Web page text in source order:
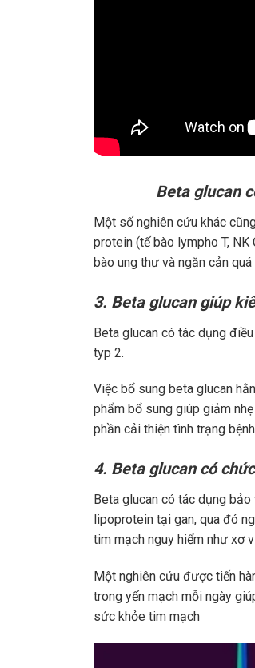
Beta glucan
Một số nghiên cứu khác
protein (tế bào lympho T,
bào ung thư và ngăn cản
3. Beta glucan giúp
Beta glucan có tác dụng
typ 2.
Việc bổ sung beta glucan
phẩm bổ sung giúp giảm
phần cải thiện tình trạng
4. Beta glucan có
Beta glucan có tác dụng
lipoprotein tại gan, qua đó
tim mạch nguy hiểm như xơ
Một nghiên cứu được tiến
trong yến mạch mỗi ngày
sức khỏe tim mạch